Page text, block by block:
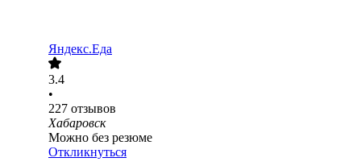
Яндекс.Еда
3.4
•
227 отзывов
Хабаровск
Можно без резюме
Откликнуться